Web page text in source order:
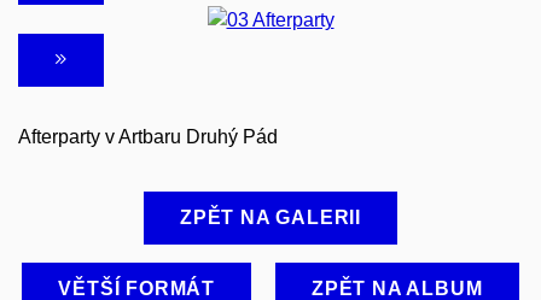
Afterparty v Artbaru Druhý Pád
ZPĚT NA GALERII
VĚTŠÍ FORMÁT ZPĚT NA ALBUM